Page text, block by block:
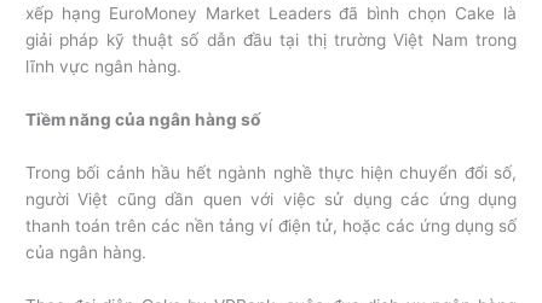
xếp hạng EuroMoney Market Leaders đã bình chọn Cake là
giải pháp kỹ thuật số dẫn đầu tại thị trường Việt Nam trong
lĩnh vực ngân hàng.
Tiềm năng của ngân hàng số
Trong bối cảnh hầu hết ngành nghề thực hiện chuyển đổi số,
người Việt cũng dần quen với việc sử dụng các ứng dụng
thanh toán trên các nền tảng ví điện tử, hoặc các ứng dụng số
của ngân hàng.